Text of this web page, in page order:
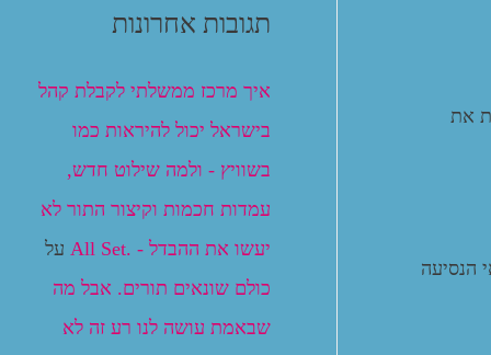
את
הנסיעה
תגובות אחרונות
איך מרכז ממשלתי לקבלת קהל
בישראל יכול להיראות כמו
בשוויץ - ולמה שילוט חדש,
עמדות חכמות וקיצור התור לא
יעשו את ההבדל - .All Set
על
כולם שונאים תורים. אבל מה
שבאמת עושה לנו רע זה לא